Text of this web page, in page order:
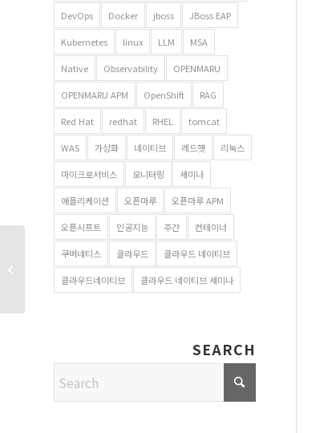
DevOps Docker jboss JBoss EAP
Kubernetes linux LLM MSA
Native Observability OPENMARU
OPENMARU APM OpenShift RAG
Red Hat redhat RHEL tomcat
WAS 가상화 네이티브 레드햇 리눅스
마이크로서비스 모니터링 세미나
애플리케이션 오픈마루 오픈마루 APM
오픈시프트 인공지능 주간 컨테이너
쿠버네티스 클라우드 클라우드 네이티브
클라우드네이티브 클라우드 네이티브 세미나
SEARCH
온나라 시스템 담당
주무관을 위한
OPENMARU APM